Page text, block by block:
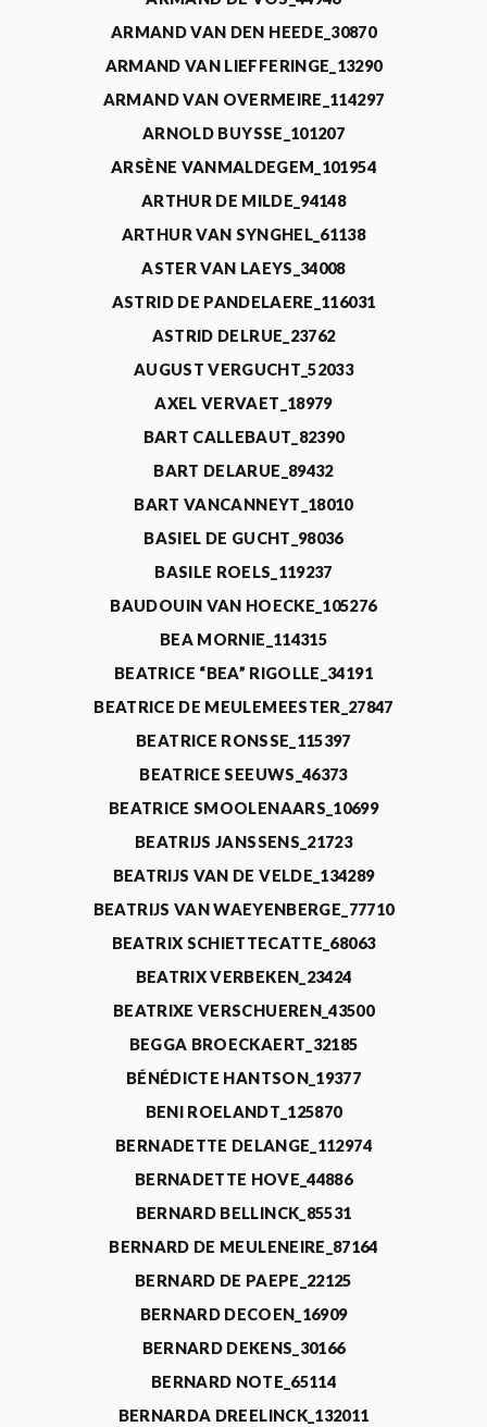
ARMAND VAN DEN HEEDE_30870
ARMAND VAN LIEFFERINGE_13290
ARMAND VAN OVERMEIRE_114297
ARNOLD BUYSSE_101207
ARSÈNE VANMALDEGEM_101954
ARTHUR DE MILDE_94148
ARTHUR VAN SYNGHEL_61138
ASTER VAN LAEYS_34008
ASTRID DE PANDELAERE_116031
ASTRID DELRUE_23762
AUGUST VERGUCHT_52033
AXEL VERVAET_18979
BART CALLEBAUT_82390
BART DELARUE_89432
BART VANCANNEYT_18010
BASIEL DE GUCHT_98036
BASILE ROELS_119237
BAUDOUIN VAN HOECKE_105276
BEA MORNIE_114315
BEATRICE “BEA” RIGOLLE_34191
BEATRICE DE MEULEMEESTER_27847
BEATRICE RONSSE_115397
BEATRICE SEEUWS_46373
BEATRICE SMOOLENAARS_10699
BEATRIJS JANSSENS_21723
BEATRIJS VAN DE VELDE_134289
BEATRIJS VAN WAEYENBERGE_77710
BEATRIX SCHIETTECATTE_68063
BEATRIX VERBEKEN_23424
BEATRIXE VERSCHUEREN_43500
BEGGA BROECKAERT_32185
BÉNÉDICTE HANTSON_19377
BENI ROELANDT_125870
BERNADETTE DELANGE_112974
BERNADETTE HOVE_44886
BERNARD BELLINCK_85531
BERNARD DE MEULENEIRE_87164
BERNARD DE PAEPE_22125
BERNARD DECOEN_16909
BERNARD DEKENS_30166
BERNARD NOTE_65114
BERNARDA DREELINCK_132011